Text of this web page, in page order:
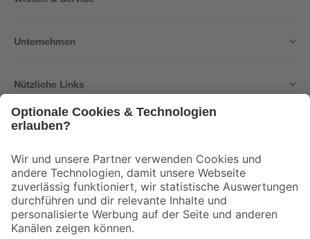
Unternehmen
Nützliche Links
Der toom Newsletter: Keine Angebote und Aktionen mehr verpassen!
Zur Newsletter Anmeldung
Folge uns